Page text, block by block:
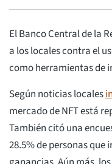
El Banco Central de la
a los locales contra el
como herramientas de
Según noticias locales
mercado de NFT está
También citó una
28.5% de personas